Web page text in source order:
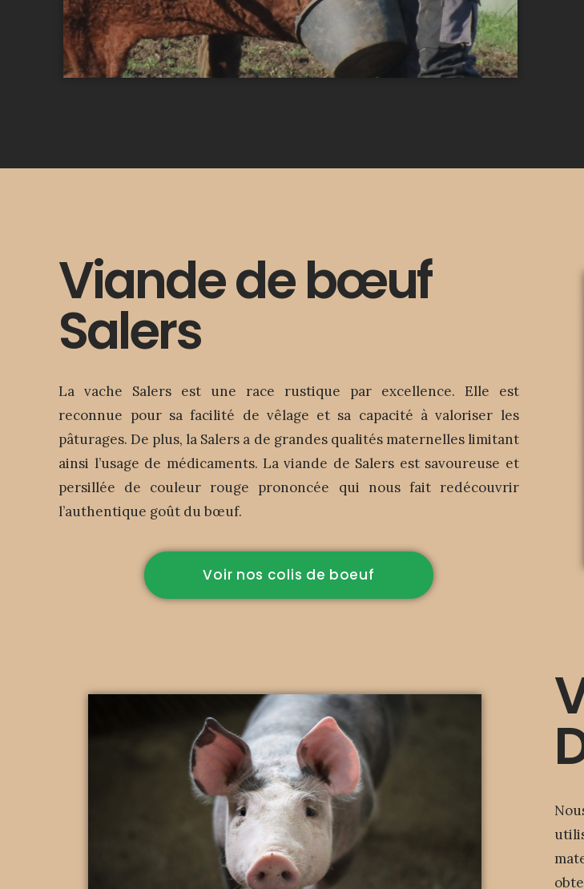
Viande de bœuf
Salers
La vache Salers est une race rustique par excellence. Elle est
reconnue pour sa facilité de vêlage et sa capacité à valoriser les
pâturages. De plus, la Salers a de grandes qualités maternelles limitant
ainsi l’usage de médicaments. La viande de Salers est savoureuse et
persillée de couleur rouge prononcée qui nous fait redécouvrir
l’authentique goût du bœuf.
Voir nos colis de boeuf